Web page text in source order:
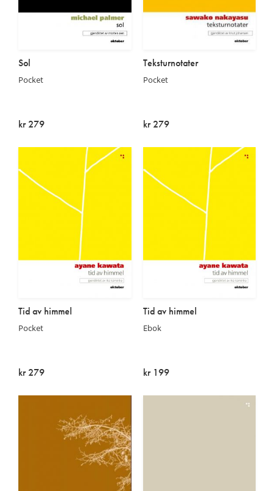
Sol
Pocket
kr 279
Teksturnotater
Pocket
kr 279
Tid av himmel
Pocket
kr 279
Tid av himmel
Ebok
kr 199